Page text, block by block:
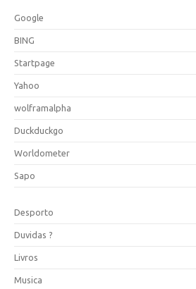
Google
BING
Startpage
Yahoo
wolframalpha
Duckduckgo
Worldometer
Sapo
Desporto
Duvidas ?
Livros
Musica